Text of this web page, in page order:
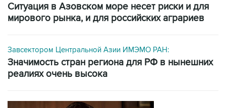
Ситуация в Азовском море несет риски и для
мирового рынка, и для российских аграриев
Завсектором Центральной Азии ИМЭМО РАН:
значимость стран региона для РФ в нынешних
реалиях очень высока